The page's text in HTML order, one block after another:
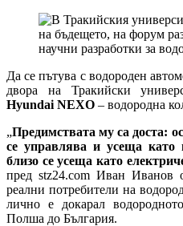
Да се пътува с водороден
двора на Тракийски
Hyundai NEXO – водородна
„Предимствата му са доста:
се управлява и усеща като
близо се усеща като
пред stz24.com Иван Иванов
реални потребители на
лично е докарал
Полша до България.